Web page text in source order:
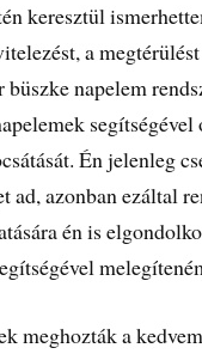
keresztül
a
büszke napelem
Én jelenleg
ad, azonban ezáltal
én is
meghozták a